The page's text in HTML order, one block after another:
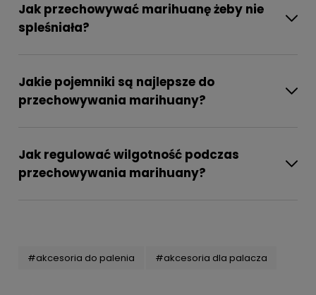
Jak przechowywać marihuanę żeby nie
spleśniała?
Jakie pojemniki są najlepsze do
przechowywania marihuany?
Jak regulować wilgotność podczas
przechowywania marihuany?
#akcesoria do palenia #akcesoria dla palacza